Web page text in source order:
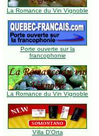
La Romance du Vin Vignoble
Porte ouverte sur la
francophonie
La Romance du Vin Vignoble
Villa D'Orta